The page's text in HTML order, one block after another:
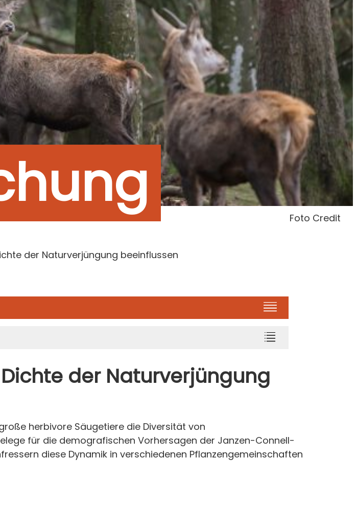
Foto Credit
der Naturverjüngung beeinflussen
der Naturverjüngung
herbivore Säugetiere die Diversität von
für die demografischen Vorhersagen der Janzen-Connell-
diese Dynamik in verschiedenen Pflanzengemeinschaften